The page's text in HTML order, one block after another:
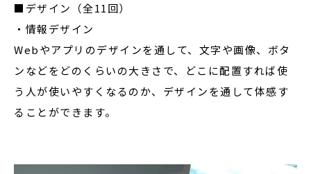
■デザイン（全11回）
・情報デザイン
Webやアプリのデザインを通して、文字や画像、ボタ
ンなどをどのくらいの大きさで、どこに配置すれば使
う人が使いやすくなるのか、デザインを通して体感す
ることができます。